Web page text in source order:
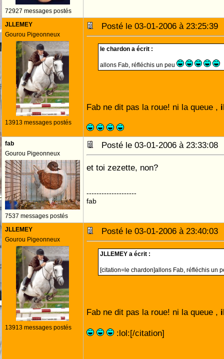
72927 messages postés
JLLEMEY
Gourou Pigeonneux
13913 messages postés
Posté le 03-01-2006 à
le chardon a écrit :
allons Fab, réfléchis un peu
Fab ne dit pas la roue! ni la queue ,
fab
Gourou Pigeonneux
7537 messages postés
Posté le 03-01-2006 à
et toi zezette, non?
--------------------
fab
JLLEMEY
Gourou Pigeonneux
13913 messages postés
Posté le 03-01-2006 à
JLLEMEY a écrit :
[citation=le chardon]allons Fab, réfléchis un
Fab ne dit pas la roue! ni la queue ,
:lol:[/citation]